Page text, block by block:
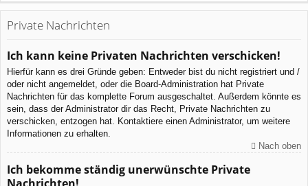
Private Nachrichten
Ich kann keine Privaten Nachrichten verschicken!
Hierfür kann es drei Gründe geben: Entweder bist du nicht registriert und /
oder nicht angemeldet, oder die Board-Administration hat Private
Nachrichten für das komplette Forum ausgeschaltet. Außerdem könnte es
sein, dass der Administrator dir das Recht, Private Nachrichten zu
verschicken, entzogen hat. Kontaktiere einen Administrator, um weitere
Informationen zu erhalten.
Nach oben
Ich bekomme ständig unerwünschte Private